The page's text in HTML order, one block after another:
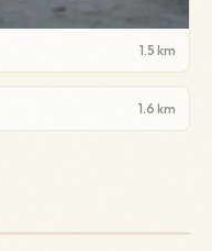
1.5 km
1.6 km